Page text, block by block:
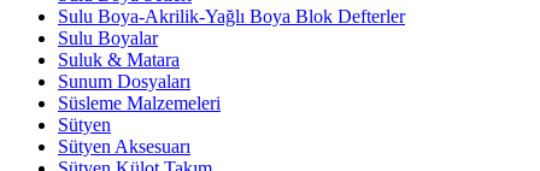
Sulu Boya-Akrilik-Yağlı Boya Blok Defterler
Sulu Boyalar
Suluk & Matara
Sunum Dosyaları
Süsleme Malzemeleri
Sütyen
Sütyen Aksesuarı